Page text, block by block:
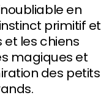
en
primitif et
et les chiens
magiques et
des petits